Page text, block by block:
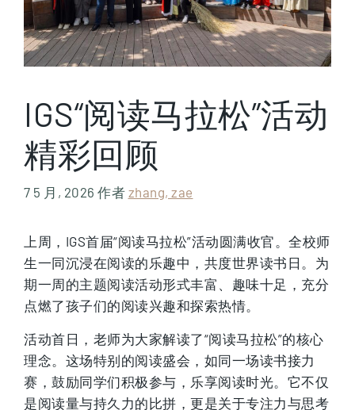
IGS“阅读马拉松”活动
精彩回顾
7 5 月, 2026 作者 zhang, zae
上周，IGS首届“阅读马拉松”活动圆满收官。全校师
生一同沉浸在阅读的乐趣中，共度世界读书日。为
期一周的主题阅读活动形式丰富、趣味十足，充分
点燃了孩子们的阅读兴趣和探索热情。
活动首日，老师为大家解读了“阅读马拉松”的核心
理念。这场特别的阅读盛会，如同一场读书接力
赛，鼓励同学们积极参与，乐享阅读时光。它不仅
是阅读量与持久力的比拼，更是关于专注力与思考